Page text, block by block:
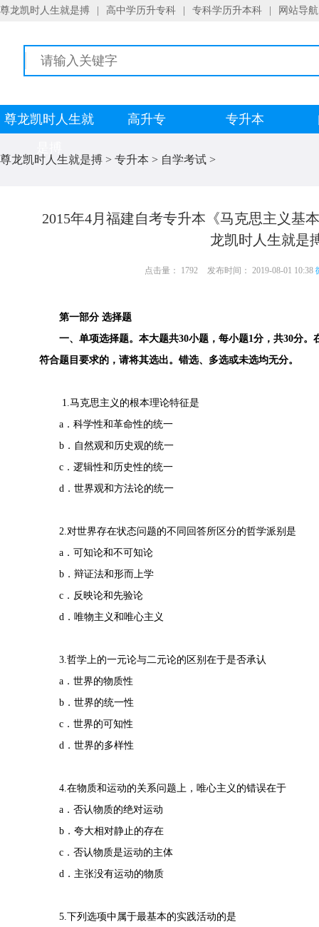
尊龙凯时人生就是搏 高中学历升专科 专科学历升本科 网站导航
尊龙凯时人生就
高升专 专升本
尊龙凯时人生就是搏 > 专升本 > 自学考试 >
2015年4月福建自考专升本《马克思主义基
龙凯时人生就是
点击量： 1792 发布时间： 2019-08-01 10:38
第一部分 选择题
一、单项选择题。本大题共30小题，每小题1分，共30分。
符合题目要求的，请将其选出。错选、多选或未选均无分。
1.马克思主义的根本理论特征是
a．科学性和革命性的统一
b．自然观和历史观的统一
c．逻辑性和历史性的统一
d．世界观和方法论的统一
2.对世界存在状态问题的不同回答所区分的哲学派别是
a．可知论和不可知论
b．辩证法和形而上学
c．反映论和先验论
d．唯物主义和唯心主义
3.哲学上的一元论与二元论的区别在于是否承认
a．世界的物质性
b．世界的统一性
c．世界的可知性
d．世界的多样性
4.在物质和运动的关系问题上，唯心主义的错误在于
a．否认物质的绝对运动
b．夸大相对静止的存在
c．否认物质是运动的主体
d．主张没有运动的物质
5.下列选项中属于最基本的实践活动的是